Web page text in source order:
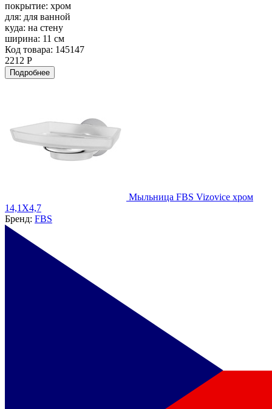
покрытие: хром
для: для ванной
куда: на стену
ширина: 11 см
Код товара: 145147
2212 Р
Подробнее
Мыльница FBS Vizovice хром
14,1X4,7
Бренд: FBS